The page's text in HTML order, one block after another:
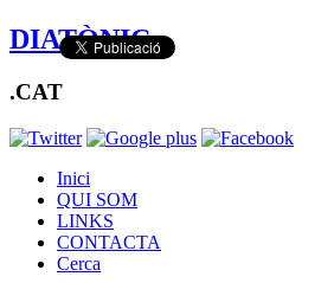
DIATÒNIC
.CAT
Inici
QUI SOM
LINKS
CONTACTA
Cerca